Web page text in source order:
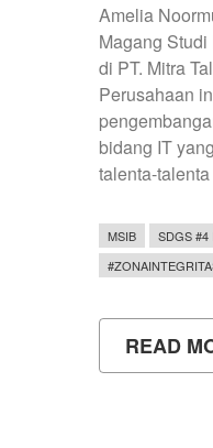
Amelia
Magang
di PT. Mitra
Perusahaan
bidang IT
talenta-
MSIB SDGS #4
READ